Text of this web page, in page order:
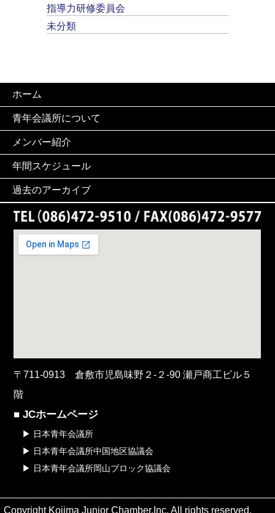
指導力研修委員会
未分類
ホーム
青年会議所について
メンバー紹介
年間スケジュール
過去のアーカイブ
〒711-0913 倉敷市児島味野２-２-90 瀬戸商工ビル５
階
■ JCホームページ
▶ 日本青年会議所
▶ 日本青年会議所中国地区協議会
▶ 日本青年会議所岡山ブロック協議会
Copyright Kojima Junior Chamber,Inc. All rights reserved.